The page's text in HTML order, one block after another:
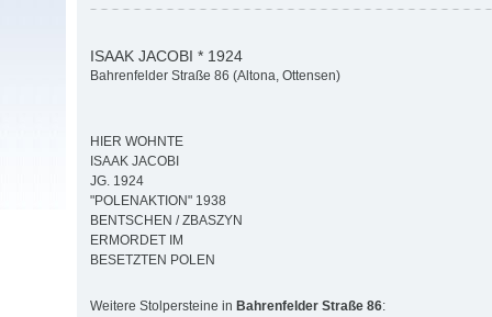
ISAAK JACOBI * 1924
Bahrenfelder Straße 86 (Altona, Ottensen)
HIER WOHNTE
ISAAK JACOBI
JG. 1924
"POLENAKTION" 1938
BENTSCHEN / ZBASZYN
ERMORDET IM
BESETZTEN POLEN
Weitere Stolpersteine in Bahrenfelder Straße 86: